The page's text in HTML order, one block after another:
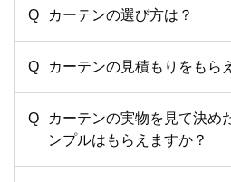
カーテンの選び方は？
カーテンの見積もりをもら
カーテンの実物を見て決め
ンプルはもらえますか？